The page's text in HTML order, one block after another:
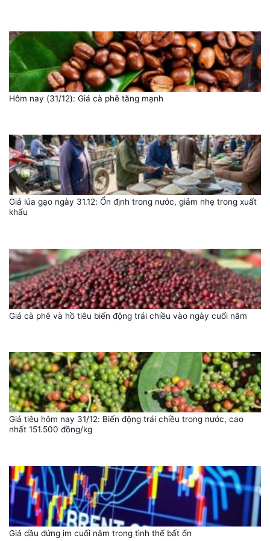
Hôm nay (31/12): Giá cà phê tăng mạnh
Giá lúa gạo ngày 31.12: Ổn định trong nước, giảm nhẹ trong xuất
khẩu
Giá cà phê và hồ tiêu biến động trái chiều vào ngày cuối năm
Giá tiêu hôm nay 31/12: Biến động trái chiều trong nước, cao
nhất 151.500 đồng/kg
Giá dầu đứng im cuối năm trong tình thế bất ổn